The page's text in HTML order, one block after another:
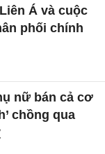
Á và cuộc
phối chính
nữ bán cả cơ
chồng qua